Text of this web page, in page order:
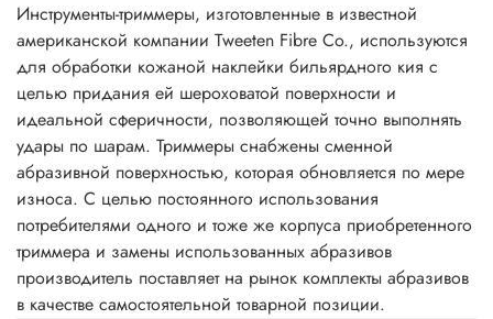
Инструменты-триммеры, изготовленные в известной
американской компании Tweeten Fibre Co., используются
для обработки кожаной наклейки бильярдного кия с
целью придания ей шероховатой поверхности и
идеальной сферичности, позволяющей точно выполнять
удары по шарам. Триммеры снабжены сменной
абразивной поверхностью, которая обновляется по мере
износа. С целью постоянного использования
потребителями одного и тоже же корпуса приобретенного
триммера и замены использованных абразивов
производитель поставляет на рынок комплекты абразивов
в качестве самостоятельной товарной позиции.